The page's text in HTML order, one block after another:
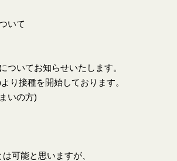
いて
いてお知らせいたします。
り接種を開始しております。
いの方)
可能と思いますが、